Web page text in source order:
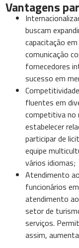
Vantagens
buscam
capacitação
comunicação
fornecedores
sucesso em
fluentes em
competitiva no
estabelecer
participar de
equipe
vários idiomas;
Atendimento
funcionários
atendimento
setor de
serviços.
assim,